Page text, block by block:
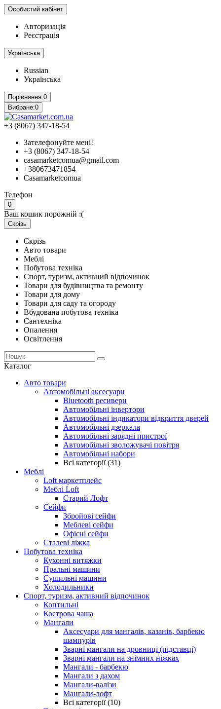
Особистий кабінет
Авторизація
Реєстрація
Українська
Russian
Українська
Порівняння:0
Вибране:0
+3 (8067) 347-18-54
Зателефонуйте мені!
+3 (8067) 347-18-54
casamarketcomua@gmail.com
+380673471854
Casamarketcomua
Телефон
0
Ваш кошик порожній :(
Скрізь
Скрізь
Авто товари
Меблі
Побутова техніка
Спорт, туризм, активний відпочинок
Товари для будівництва та ремонту
Товари для дому
Товари для саду та огороду
Вбудована побутова техніка
Сантехніка
Опалення
Освітлення
Каталог
Авто товари
Автомобільні аксесуари
Bluetooth ресивери
Автомобільні інвертори
Автомобільні індикатори відкриття дверей
Автомобільні дзеркала
Автомобільні зарядні пристрої
Автомобільні зволожувачі повітря
Автомобільні набори
Всі категорії (31)
Меблі
Loft маркетплейс
Меблі Loft
Старий Лофт
Сейфи
Збройові сейфи
Меблеві сейфи
Офісні сейфи
Сталеві ліжка
Побутова техніка
Кухонні витяжки
Пральні машини
Сушильні машини
Холодильники
Спорт, туризм, активний відпочинок
Коптильні
Кострова чаша
Мангали
Аксесуари для мангалів, казанів, барбекю
шампурів
Зварні мангали на дровниці (підставці)
Зварні мангали на знімних ніжках
Мангали - барбекю
Мангали з дахом
Мангали-валізи
Мангали-лофт
Всі категорії (10)